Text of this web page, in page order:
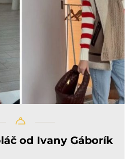
od Ivany Gáborík